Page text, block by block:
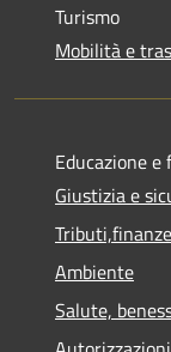
Turismo
Mobilità e
Educazione e
Giustizia e
Ambiente
Salute,